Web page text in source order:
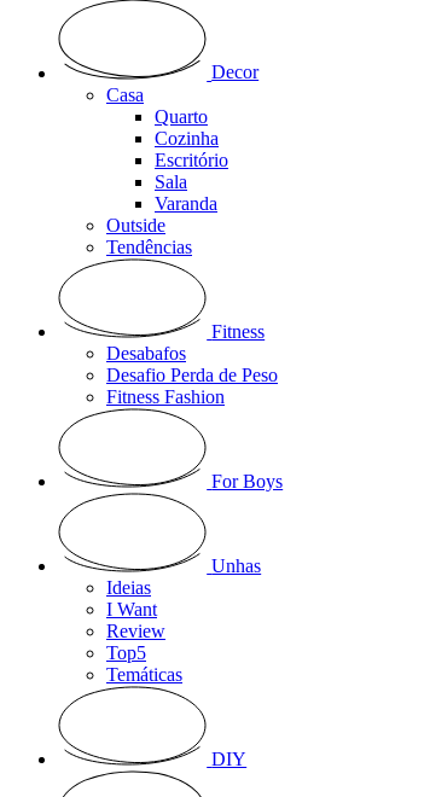
Decor
Casa
Quarto
Cozinha
Escritório
Sala
Varanda
Outside
Tendências
Fitness
Desabafos
Desafio Perda de Peso
Fitness Fashion
For Boys
Unhas
Ideias
I Want
Review
Top5
Temáticas
DIY